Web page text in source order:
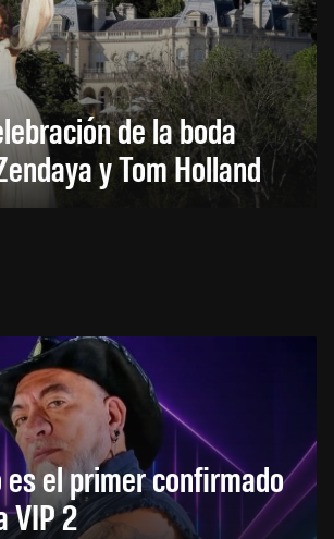
de la boda
y Tom Holland
es el primer confirmado
VIP 2